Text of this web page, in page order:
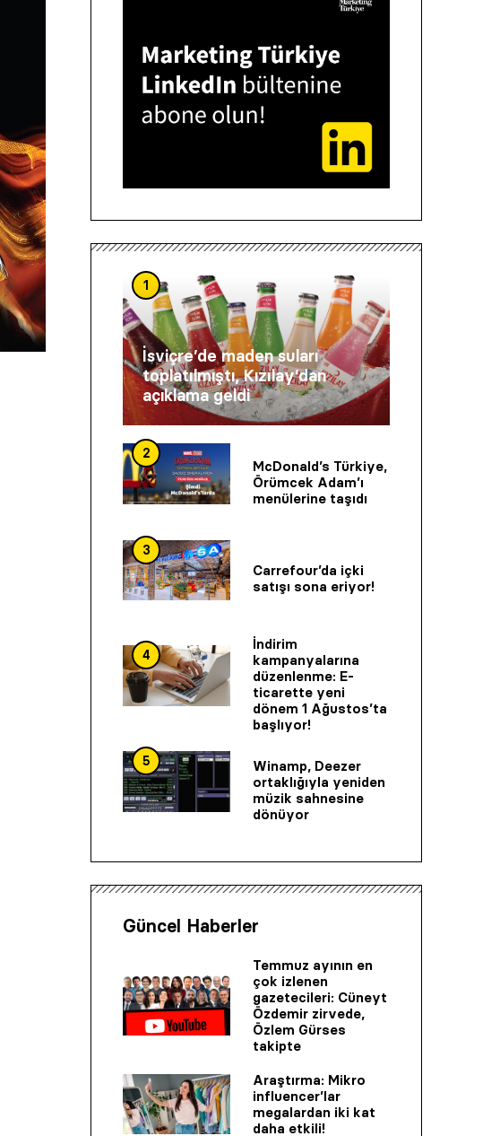
1
İsviçre’de maden suları
toplatılmıştı, Kızılay’dan
açıklama geldi
2
McDonald’s Türkiye,
Örümcek Adam’ı
menülerine taşıdı
3
Carrefour’da içki
satışı sona eriyor!
4
İndirim
kampanyalarına
düzenlenme: E-
ticarette yeni
dönem 1 Ağustos’ta
başlıyor!
5
Winamp, Deezer
ortaklığıyla yeniden
müzik sahnesine
dönüyor
Güncel Haberler
Temmuz ayının en
çok izlenen
gazetecileri: Cüneyt
Özdemir zirvede,
Özlem Gürses
takipte
Araştırma: Mikro
influencer’lar
megalardan iki kat
daha etkili!